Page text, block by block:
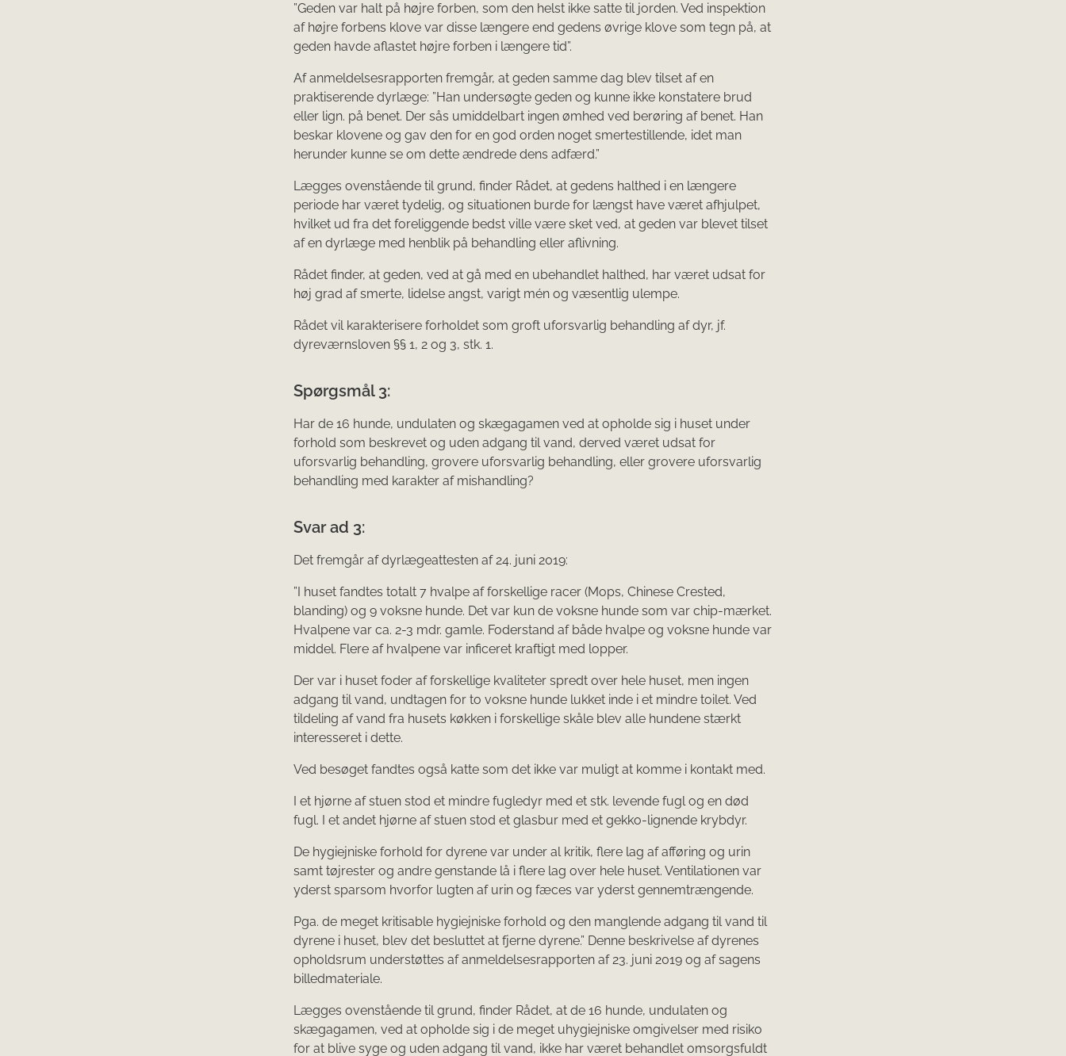
”Geden var halt på højre forben, som den helst ikke satte til jorden. Ved inspektion
af højre forbens klove var disse længere end gedens øvrige klove som tegn på, at
geden havde aflastet højre forben i længere tid”.
Af anmeldelsesrapporten fremgår, at geden samme dag blev tilset af en
praktiserende dyrlæge: ”Han undersøgte geden og kunne ikke konstatere brud
eller lign. på benet. Der sås umiddelbart ingen ømhed ved berøring af benet. Han
beskar klovene og gav den for en god orden noget smertestillende, idet man
herunder kunne se om dette ændrede dens adfærd.”
Lægges ovenstående til grund, finder Rådet, at gedens halthed i en længere
periode har været tydelig, og situationen burde for længst have været afhjulpet,
hvilket ud fra det foreliggende bedst ville være sket ved, at geden var blevet tilset
af en dyrlæge med henblik på behandling eller aflivning.
Rådet finder, at geden, ved at gå med en ubehandlet halthed, har været udsat for
høj grad af smerte, lidelse angst, varigt mén og væsentlig ulempe.
Rådet vil karakterisere forholdet som groft uforsvarlig behandling af dyr, jf.
dyreværnsloven §§ 1, 2 og 3, stk. 1.
Spørgsmål 3:
Har de 16 hunde, undulaten og skægagamen ved at opholde sig i huset under
forhold som beskrevet og uden adgang til vand, derved været udsat for
uforsvarlig behandling, grovere uforsvarlig behandling, eller grovere uforsvarlig
behandling med karakter af mishandling?
Svar ad 3:
Det fremgår af dyrlægeattesten af 24. juni 2019:
”I huset fandtes totalt 7 hvalpe af forskellige racer (Mops, Chinese Crested,
blanding) og 9 voksne hunde. Det var kun de voksne hunde som var chip-mærket.
Hvalpene var ca. 2-3 mdr. gamle. Foderstand af både hvalpe og voksne hunde var
middel. Flere af hvalpene var inficeret kraftigt med lopper.
Der var i huset foder af forskellige kvaliteter spredt over hele huset, men ingen
adgang til vand, undtagen for to voksne hunde lukket inde i et mindre toilet. Ved
tildeling af vand fra husets køkken i forskellige skåle blev alle hundene stærkt
interesseret i dette.
Ved besøget fandtes også katte som det ikke var muligt at komme i kontakt med.
I et hjørne af stuen stod et mindre fugledyr med et stk. levende fugl og en død
fugl. I et andet hjørne af stuen stod et glasbur med et gekko-lignende krybdyr.
De hygiejniske forhold for dyrene var under al kritik, flere lag af afføring og urin
samt tøjrester og andre genstande lå i flere lag over hele huset. Ventilationen var
yderst sparsom hvorfor lugten af urin og fæces var yderst gennemtrængende.
Pga. de meget kritisable hygiejniske forhold og den manglende adgang til vand til
dyrene i huset, blev det besluttet at fjerne dyrene.” Denne beskrivelse af dyrenes
opholdsrum understøttes af anmeldelsesrapporten af 23. juni 2019 og af sagens
billedmateriale.
Lægges ovenstående til grund, finder Rådet, at de 16 hunde, undulaten og
skægagamen, ved at opholde sig i de meget uhygiejniske omgivelser med risiko
for at blive syge og uden adgang til vand, ikke har været behandlet omsorgsfuldt